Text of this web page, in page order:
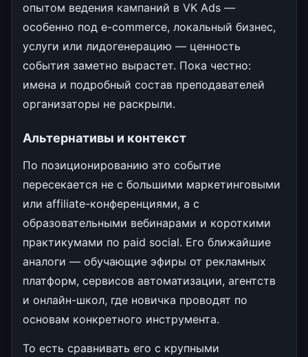
опытом ведения кампаний в VK Ads —
особенно под e-commerce, локальный бизнес,
услуги или лидогенерацию — ценность
события заметно вырастет. Пока честно:
имена и подробный состав преподавателей
организаторы не раскрыли.
Альтернативы и контекст
По позиционированию это событие
пересекается не с большими маркетинговыми
или affiliate-конференциями, а с
образовательными вебинарами и короткими
практикумами по paid social. Его ближайшие
аналоги — обучающие эфиры от рекламных
платформ, сервисов автоматизации, агентств
и онлайн-школ, где новичка проводят по
основам конкретного инструмента.
То есть сравнивать его с крупными